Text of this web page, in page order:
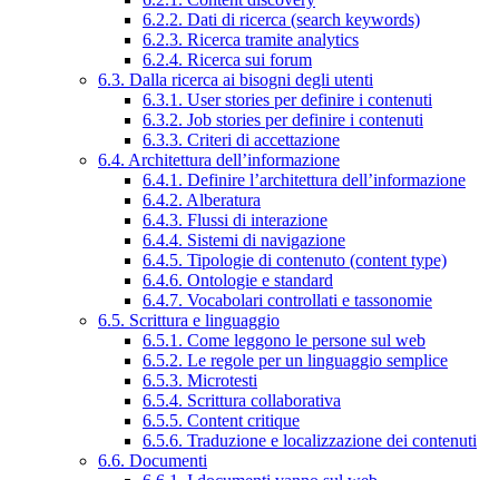
6.2.2. Dati di ricerca (search keywords)
6.2.3. Ricerca tramite analytics
6.2.4. Ricerca sui forum
6.3. Dalla ricerca ai bisogni degli utenti
6.3.1. User stories per definire i contenuti
6.3.2. Job stories per definire i contenuti
6.3.3. Criteri di accettazione
6.4. Architettura dell’informazione
6.4.1. Definire l’architettura dell’informazione
6.4.2. Alberatura
6.4.3. Flussi di interazione
6.4.4. Sistemi di navigazione
6.4.5. Tipologie di contenuto (content type)
6.4.6. Ontologie e standard
6.4.7. Vocabolari controllati e tassonomie
6.5. Scrittura e linguaggio
6.5.1. Come leggono le persone sul web
6.5.2. Le regole per un linguaggio semplice
6.5.3. Microtesti
6.5.4. Scrittura collaborativa
6.5.5. Content critique
6.5.6. Traduzione e localizzazione dei contenuti
6.6. Documenti